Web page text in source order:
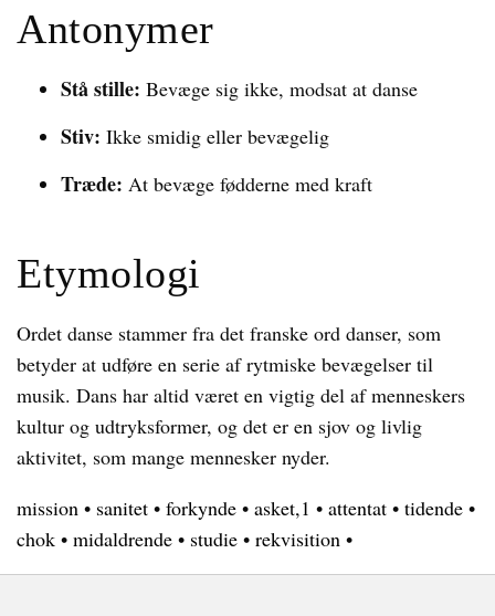
Antonymer
Stå stille: Bevæge sig ikke, modsat at danse
Stiv: Ikke smidig eller bevægelig
Træde: At bevæge fødderne med kraft
Etymologi
Ordet danse stammer fra det franske ord danser, som
betyder at udføre en serie af rytmiske bevægelser til
musik. Dans har altid været en vigtig del af menneskers
kultur og udtryksformer, og det er en sjov og livlig
aktivitet, som mange mennesker nyder.
mission • sanitet • forkynde • asket,1 • attentat • tidende •
chok • midaldrende • studie • rekvisition •